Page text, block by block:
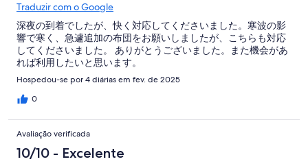
Traduzir com o Google
深夜の到着でしたが、快く対応してくださいました。寒波の影
響で寒く、急遽追加の布団をお願いしましたが、こちらも対応
してくださいました。 ありがとうございました。また機会があ
れば利用したいと思います。
Hospedou-se por 4 diárias em fev. de 2025
0
Avaliação verificada
10/10 - Excelente